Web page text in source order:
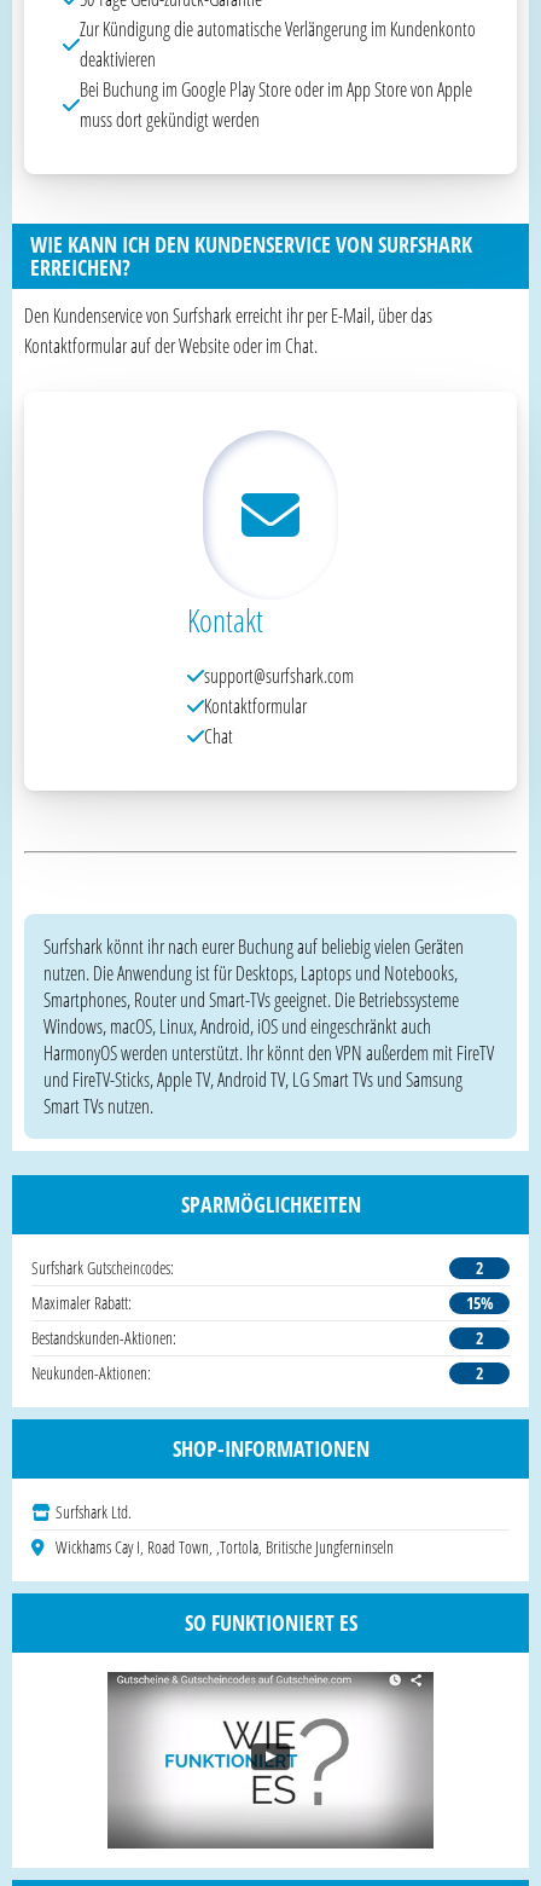
Zur Kündigung die automatische Verlängerung im Kundenkonto
deaktivieren
Bei Buchung im Google Play Store oder im App Store von Apple
muss dort gekündigt werden
WIE KANN ICH DEN KUNDENSERVICE VON SURFSHARK
ERREICHEN?
Den Kundenservice von Surfshark erreicht ihr per E-Mail, über das
Kontaktformular auf der Website oder im Chat.
Kontakt
support@surfshark.com
Kontaktformular
Chat
Surfshark könnt ihr nach eurer Buchung auf beliebig vielen Geräten
nutzen. Die Anwendung ist für Desktops, Laptops und Notebooks,
Smartphones, Router und Smart-TVs geeignet. Die Betriebssysteme
Windows, macOS, Linux, Android, iOS und eingeschränkt auch
HarmonyOS werden unterstützt. Ihr könnt den VPN außerdem mit FireTV
und FireTV-Sticks, Apple TV, Android TV, LG Smart TVs und Samsung
Smart TVs nutzen.
SPARMÖGLICHKEITEN
Surfshark Gutscheincodes:
2
Maximaler Rabatt:
15%
Bestandskunden-Aktionen:
2
Neukunden-Aktionen:
2
SHOP-INFORMATIONEN
Surfshark Ltd.
Wickhams Cay I, Road Town, ,Tortola, Britische Jungferninseln
SO FUNKTIONIERT ES